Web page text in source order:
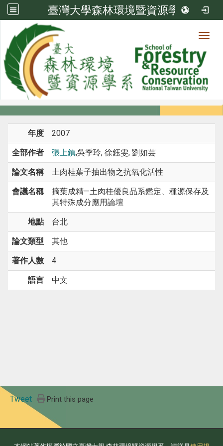
臺灣大學森林環境暨資源學系
系所成員
系所成員
年度 2007
全部作者 張上鎮,吳季玲, 徐鈺雯, 劉如芸
論文名稱 土肉桂葉子抽出物之抗氧化活性
會議名稱
摘葉成精—土肉桂優良品系鑑定、種源保存及
其特殊成分應用論壇
地點 台北
論文類型 其他
著作人數 4
語言 中文
Tweet Print this page